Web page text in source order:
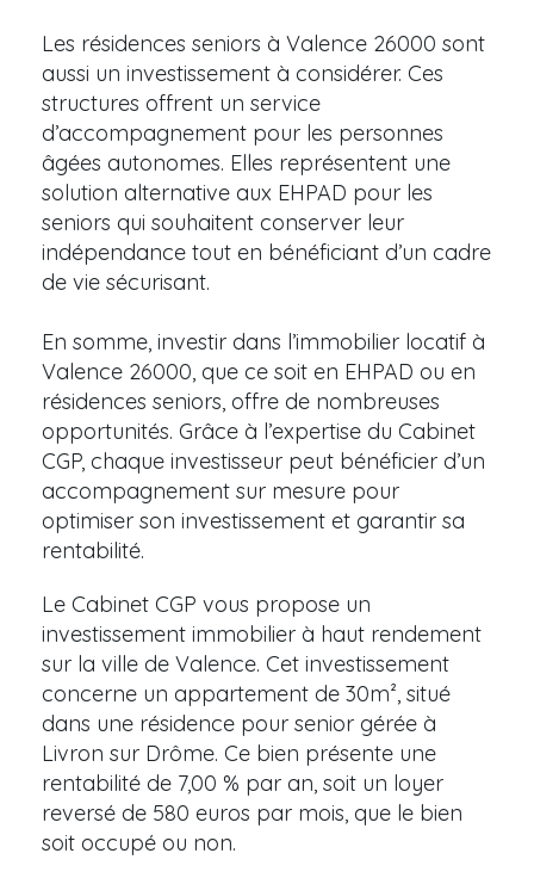
Les résidences seniors à Valence 26000 sont
aussi un investissement à considérer. Ces
structures offrent un service
d’accompagnement pour les personnes
âgées autonomes. Elles représentent une
solution alternative aux EHPAD pour les
seniors qui souhaitent conserver leur
indépendance tout en bénéficiant d’un cadre
de vie sécurisant.
En somme, investir dans l’immobilier locatif à
Valence 26000, que ce soit en EHPAD ou en
résidences seniors, offre de nombreuses
opportunités. Grâce à l’expertise du Cabinet
CGP, chaque investisseur peut bénéficier d’un
accompagnement sur mesure pour
optimiser son investissement et garantir sa
rentabilité.
Le Cabinet CGP vous propose un
investissement immobilier à haut rendement
sur la ville de Valence. Cet investissement
concerne un appartement de 30m², situé
dans une résidence pour senior gérée à
Livron sur Drôme. Ce bien présente une
rentabilité de 7,00 % par an, soit un loyer
reversé de 580 euros par mois, que le bien
soit occupé ou non.